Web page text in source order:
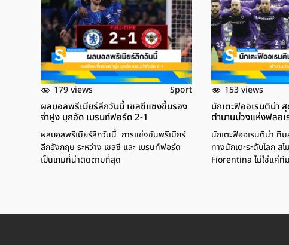
179 views Sport
ผลบอลพรีเมียร์ลีกวันนี้ เชลซีแซงขึ้นรอง
จ่าฝูง บุกอัด เบรนท์ฟอร์ด 2-1
ผลบอลพรีเมียร์ลีกวันนี้ การแข่งขันพรีเมียร์
ลีกอังกฤษ ระหว่าง เชลซี และ เบรนท์ฟอร์ด
เป็นเกมที่น่าติดตามที่สุด
153 views
นักเตะฟิออเรนติน่า
ตำนานม่วงแห่งฟลอ
นักเตะฟิออเรนติน่า ที
ทางนักเตะระดับโลก ส
Fiorentina ไม่ใช่แค่